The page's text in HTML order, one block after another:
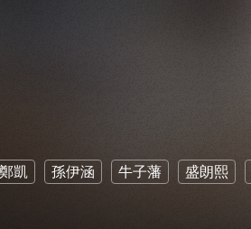
鄭凱 孫伊涵 牛子藩 盛朗熙